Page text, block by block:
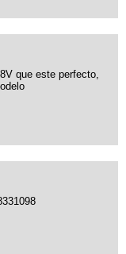
que este perfecto,